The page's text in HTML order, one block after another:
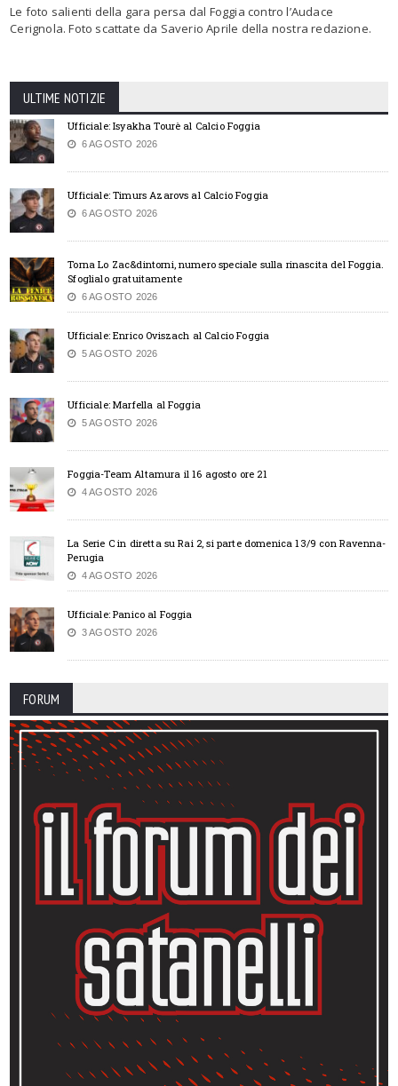
Le foto salienti della gara persa dal Foggia contro l’Audace
Cerignola. Foto scattate da Saverio Aprile della nostra redazione.
ULTIME NOTIZIE
Ufficiale: Isyakha Tourè al Calcio Foggia
6 AGOSTO 2026
Ufficiale: Timurs Azarovs al Calcio Foggia
6 AGOSTO 2026
Torna Lo Zac&dintorni, numero speciale sulla rinascita del Foggia.
Sfoglialo gratuitamente
6 AGOSTO 2026
Ufficiale: Enrico Oviszach al Calcio Foggia
5 AGOSTO 2026
Ufficiale: Marfella al Foggia
5 AGOSTO 2026
Foggia-Team Altamura il 16 agosto ore 21
4 AGOSTO 2026
La Serie C in diretta su Rai 2, si parte domenica 13/9 con Ravenna-
Perugia
4 AGOSTO 2026
Ufficiale: Panico al Foggia
3 AGOSTO 2026
FORUM